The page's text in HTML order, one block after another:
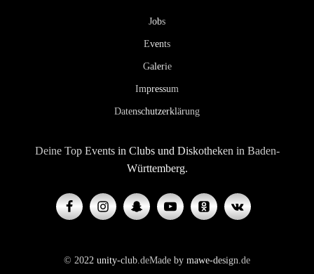
Deine Top Events in Clubs und Diskotheken in Baden-
Württemberg.
Jobs
Events
Galerie
Impressum
Datenschutzerklärung
© 2022 unity-club.deMade by mawe-design.de